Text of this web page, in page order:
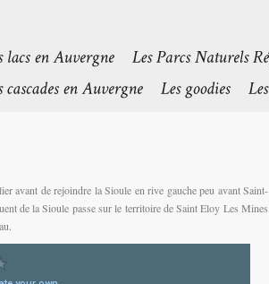
avant de rejoindre la Sioule en rive gauche peu avant Saint-
de la Sioule passe sur le territoire de Saint Eloy Les Mines